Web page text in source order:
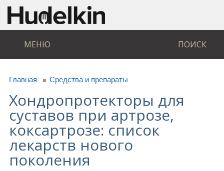
МЕНЮ ПОИСК
Главная Средства и препараты
Хондропротекторы для
суставов при артрозе,
коксартрозе: список
лекарств нового
поколения